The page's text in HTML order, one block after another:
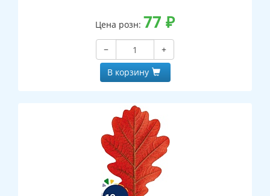
Цена розн: 77 ₽
−
+
В корзину